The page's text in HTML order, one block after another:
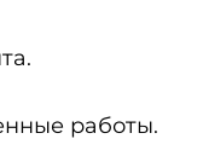
работы.